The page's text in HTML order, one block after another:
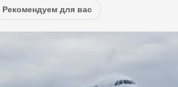
Рекомендуем для вас